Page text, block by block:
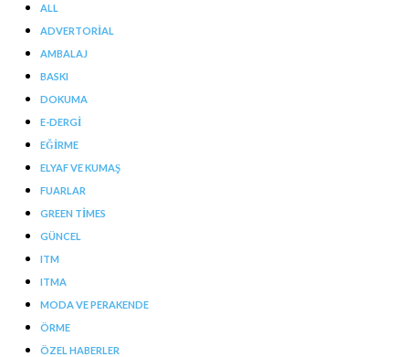
ALL
ADVERTORIAL
AMBALAJ
BASKI
DOKUMA
E-DERGI
EĞIRME
ELYAF VE KUMAŞ
FUARLAR
GREEN TIMES
GÜNCEL
ITM
ITMA
MODA VE PERAKENDE
ÖRME
ÖZEL HABERLER